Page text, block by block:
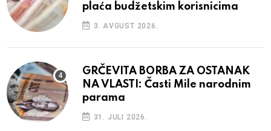
plaća budžetskim korisnicima
3. AVGUST 2026.
GRČEVITA BORBA ZA OSTANAK
NA VLASTI: Časti Mile narodnim
parama
31. JULI 2026.